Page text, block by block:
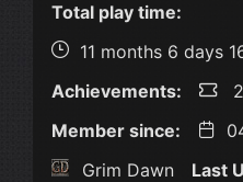
Total play time:
11 months 6 days
Achievements:
Member since:
Grim Dawn
Last